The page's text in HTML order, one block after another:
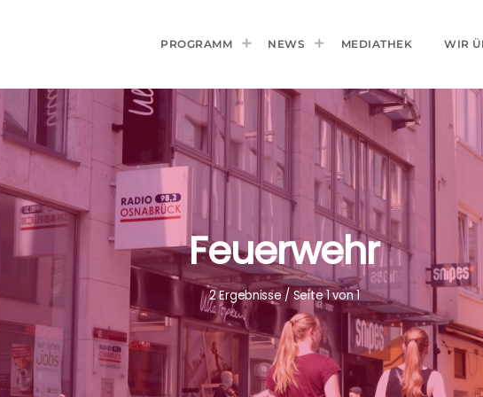
PROGRAMM NEWS MEDIATHEK WIR
Feuerwehr
2 Ergebnisse / Seite 1 von 1